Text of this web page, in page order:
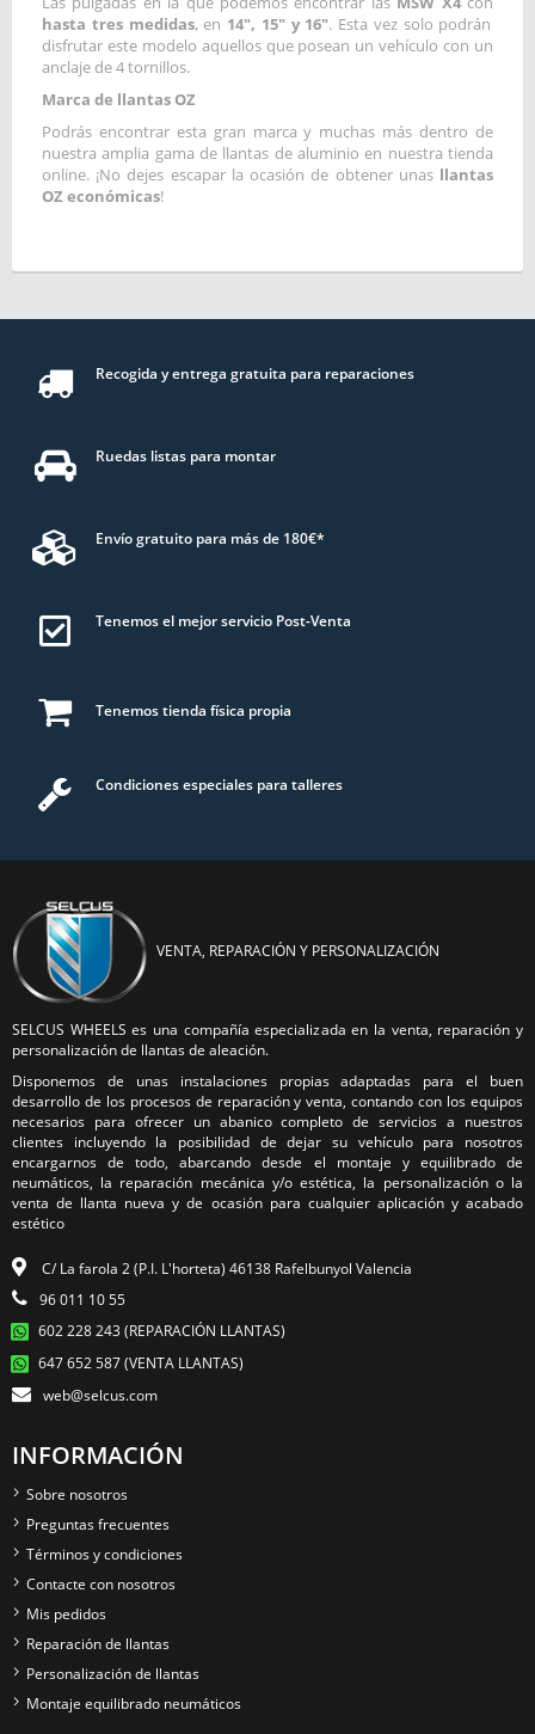
hasta tres medidas, en 14", 15" y 16". Esta vez solo podrán
disfrutar este modelo aquellos que posean un vehículo con un
anclaje de 4 tornillos.
Marca de llantas OZ
Podrás encontrar esta gran marca y muchas más dentro de
nuestra amplia gama de llantas de aluminio en nuestra tienda
online. ¡No dejes escapar la ocasión de obtener unas llantas
OZ económicas!
Recogida y entrega gratuita para reparaciones
Ruedas listas para montar
Envío gratuito para más de 180€*
Tenemos el mejor servicio Post-Venta
Tenemos tienda física propia
Condiciones especiales para talleres
VENTA, REPARACIÓN Y PERSONALIZACIÓN
SELCUS WHEELS es una compañía especializada en la venta, reparación y
personalización de llantas de aleación.
Disponemos de unas instalaciones propias adaptadas para el buen
desarrollo de los procesos de reparación y venta, contando con los equipos
necesarios para ofrecer un abanico completo de servicios a nuestros
clientes incluyendo la posibilidad de dejar su vehículo para nosotros
encargarnos de todo, abarcando desde el montaje y equilibrado de
neumáticos, la reparación mecánica y/o estética, la personalización o la
venta de llanta nueva y de ocasión para cualquier aplicación y acabado
estético
C/ La farola 2 (P.I. L'horteta) 46138 Rafelbunyol Valencia
96 011 10 55
602 228 243 (REPARACIÓN LLANTAS)
647 652 587 (VENTA LLANTAS)
web@selcus.com
INFORMACIÓN
Sobre nosotros
Preguntas frecuentes
Términos y condiciones
Contacte con nosotros
Mis pedidos
Reparación de llantas
Personalización de llantas
Montaje equilibrado neumáticos